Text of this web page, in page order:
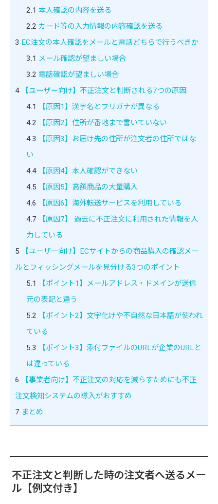
2.1 本人確認の内容を送る
2.2 カード等の入力情報の内容確認を送る
3 EC注文の本人確認をメールと電話どちらで行うべきか
3.1 メール確認が望ましい場合
3.2 電話確認が望ましい場合
4 【ユーザー向け】不正注文と判断される7つの原因
4.1
【原因1】漢字名とフリガナが異なる
4.2 【原因2】住所が番地まで書いていない
4.3 【原因3】お届け先の住所が注文者の住所ではな
い
4.4【原因4】本人確認ができない
4.5 【原因5】高額商品の大量購入
4.6 【原因6】海外転送サービスを利用している
4.7 【原因7】 過去に不正注文に利用された情報を入
力している
5 【ユーザー向け】ECサイトからの商品購入の確認メー
ルとフィッシングメールを見分ける3つのポイント
5.1
【ポイント1】メールアドレス・ドメインが送信
元の表記と違う
5.2 【ポイント2】文字化けや不自然な日本語が使われ
ている
5.3 【ポイント3】添付ファイルのURLが企業のURLと
は違っている
6
【事業者向け】不正注文の対応を減らすためにも不正
注文検知システムの導入がおすすめ
7 まとめ
不正注文と判断した時の注文者へ送るメー
ル【例文付き】